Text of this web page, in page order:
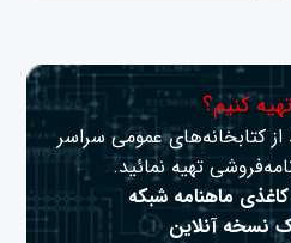
کنیم؟
از کتابخانه‌های عمومی سراسر
تهیه نمائید.
ماهنامه شبکه
نسخه آنلاین